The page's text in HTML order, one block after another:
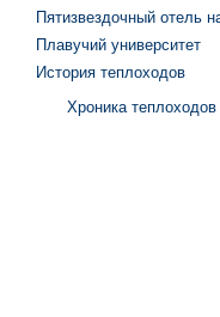
Пятизвездочный отель
Плавучий университет
История теплоходов
Хроника теплоходов